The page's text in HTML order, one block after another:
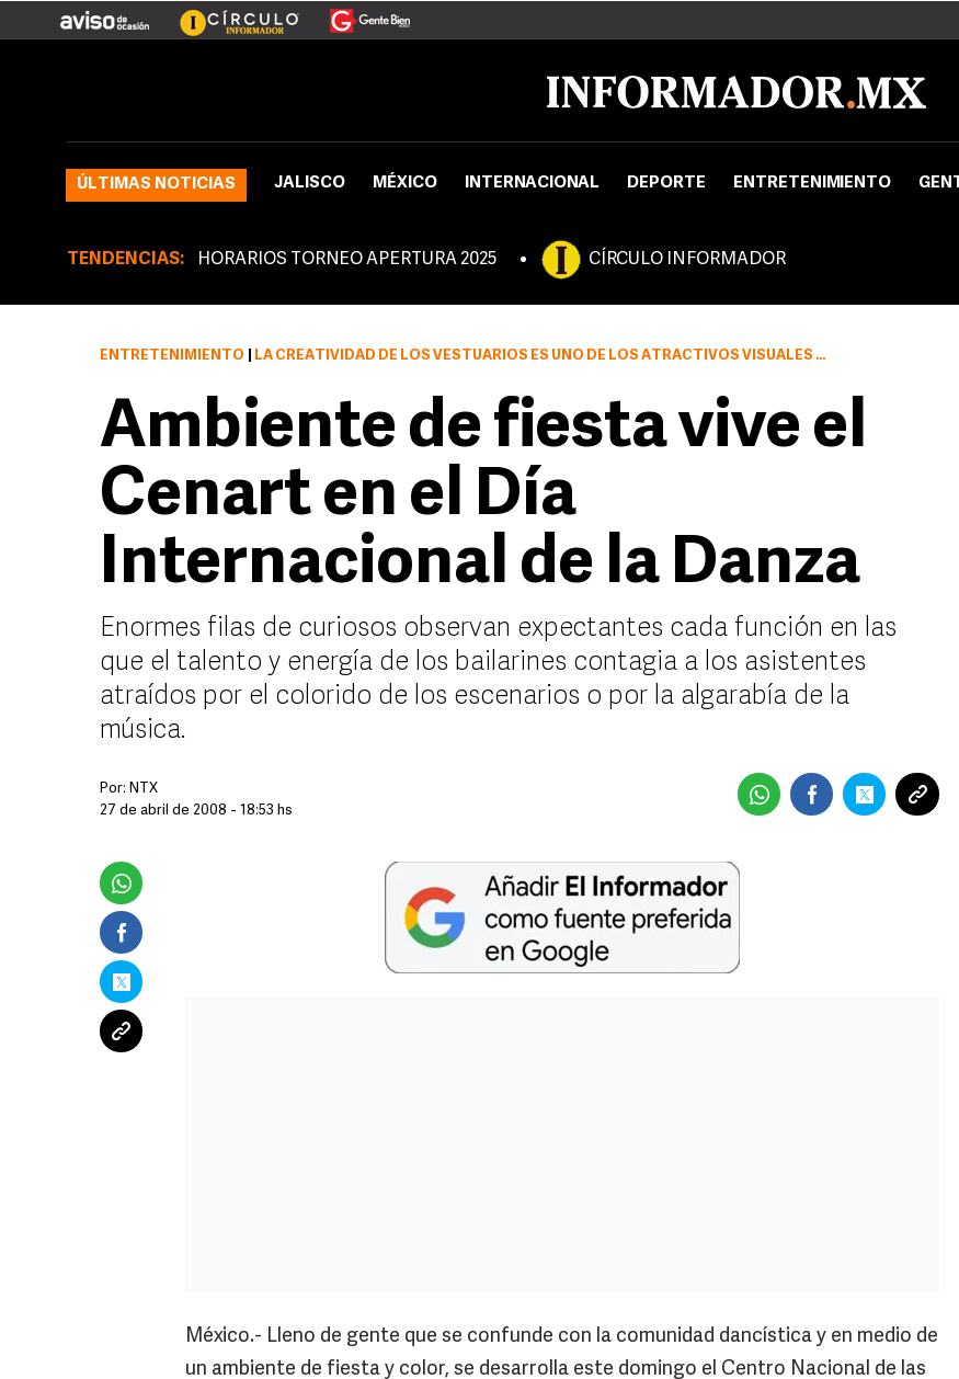
ÚLTIMAS NOTICIAS JALISCO MÉXICO INTERNACIONAL DEPORTE ENTRETENIMIENTO
TENDENCIAS: HORARIOS TORNEO APERTURA 2025 CÍRCULO INFORMADOR
ENTRETENIMIENTO LA CREATIVIDAD DE LOS VESTUARIOS ES UNO DE LOS ATRACTIVOS VISUALES DE ESTA FIESTA.
Ambiente de fiesta vive el
Cenart en el Día
Internacional de la Danza
Enormes filas de curiosos observan expectantes cada función en las
que el talento y energía de los bailarines contagia a los asistentes
atraídos por el colorido de los escenarios o por la algarabía de la
música.
Por: NTX
27 de abril de 2008 - 18:53 hs
México.- Lleno de gente que se confunde con la comunidad dancística y en medio de
un ambiente de fiesta y color, se desarrolla este domingo el Centro Nacional de las